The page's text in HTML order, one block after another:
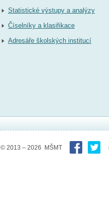
Statistické výstupy a analýzy
Číselníky a klasifikace
Adresáře školských institucí
© 2013 – 2026 MŠMT